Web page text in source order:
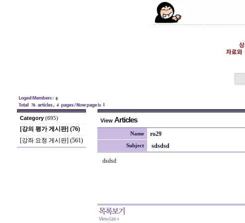
0
76
4 1
Category (695)
[강의 평가 게시판] (76)
[강좌 요청 게시판] (561)
View Articles
Name ro29
Subject sdsdsd
dsdsd